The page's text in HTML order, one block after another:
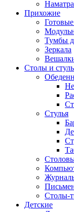
Прихожие
Тумбы
Зеркала
Столы и
Стулья
Столы-
Детские